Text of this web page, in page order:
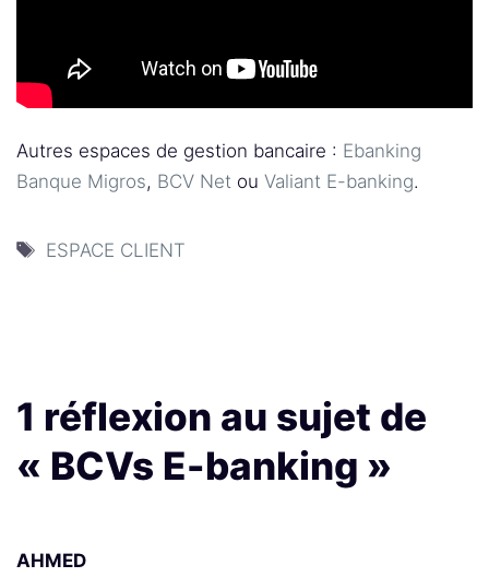
Autres espaces de gestion bancaire : Ebanking
Banque Migros, BCV Net ou Valiant E-banking.
Étiquettes
ESPACE CLIENT
1 réflexion au sujet de
« BCVs E-banking »
AHMED